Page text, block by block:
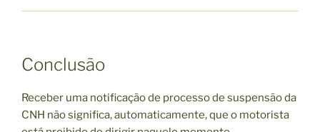
Conclusão
Receber uma notificação de processo de suspensão da
CNH não significa, automaticamente, que o motorista